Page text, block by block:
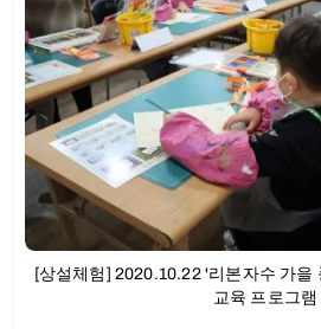
[상설체험] 2020.10.22 '리본자수 가을
교육 프로그램